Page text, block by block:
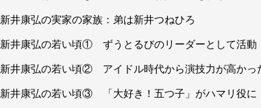
新井康弘の実家の家族：弟は新井つねひろ
新井康弘の若い頃① ずうとるびのリーダーとして活動
新井康弘の若い頃② アイドル時代から演技力が高かっ
新井康弘の若い頃③ 「大好き！五つ子」がハマリ役に